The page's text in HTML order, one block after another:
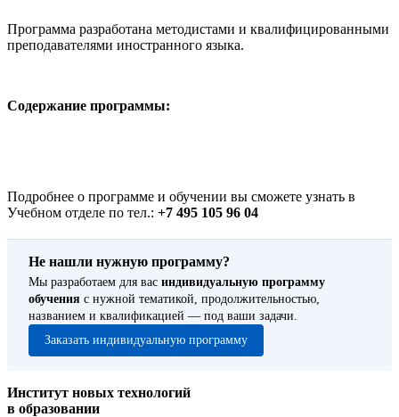
Программа разработана методистами и квалифицированными
преподавателями иностранного языка.
Содержание программы:
Подробнее о программе и обучении вы сможете узнать в
Учебном отделе по тел.: +7 495 105 96 04
Не нашли нужную программу?
Мы разработаем для вас индивидуальную программу
обучения с нужной тематикой, продолжительностью,
названием и квалификацией — под ваши задачи.
Заказать индивидуальную программу
Институт новых технологий
в образовании